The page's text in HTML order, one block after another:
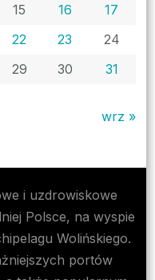
15 16
17
22 23
24
29 30 31
wrz »
i uzdrowiskowe
Polsce, na wyspie
Wolińskiego.
portów